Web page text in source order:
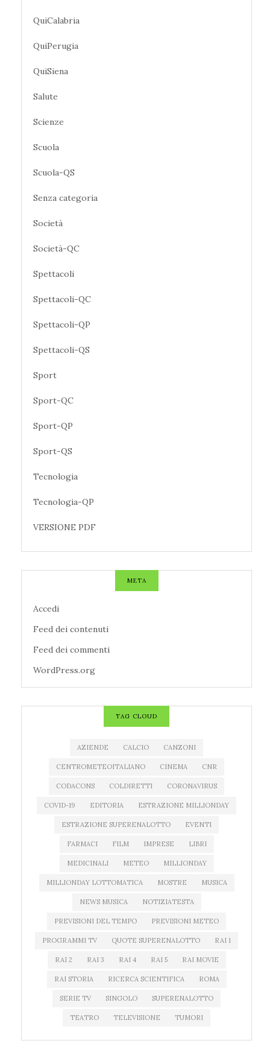
QuiCalabria
QuiPerugia
QuiSiena
Salute
Scienze
Scuola
Scuola-QS
Senza categoria
Società
Società-QC
Spettacoli
Spettacoli-QC
Spettacoli-QP
Spettacoli-QS
Sport
Sport-QC
Sport-QP
Sport-QS
Tecnologia
Tecnologia-QP
VERSIONE PDF
META
Accedi
Feed dei contenuti
Feed dei commenti
WordPress.org
TAG CLOUD
AZIENDE CALCIO CANZONI
CENTROMETEOITALIANO CINEMA CNR
CODACONS COLDIRETTI CORONAVIRUS
COVID-19 EDITORIA ESTRAZIONE MILLIONDAY
ESTRAZIONE SUPERENALOTTO EVENTI
FARMACI FILM IMPRESE LIBRI
MEDICINALI METEO MILLIONDAY
MILLIONDAY LOTTOMATICA MOSTRE MUSICA
NEWS MUSICA NOTIZIATESTA
PREVISIONI DEL TEMPO PREVISIONI METEO
PROGRAMMI TV QUOTE SUPERENALOTTO RAI 1
RAI 2 RAI 3 RAI 4 RAI 5 RAI MOVIE
RAI STORIA RICERCA SCIENTIFICA ROMA
SERIE TV SINGOLO SUPERENALOTTO
TEATRO TELEVISIONE TUMORI